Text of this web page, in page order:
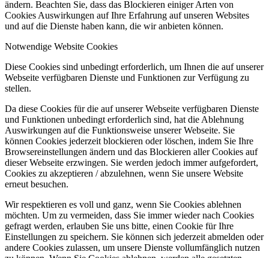
ändern. Beachten Sie, dass das Blockieren einiger Arten von
Cookies Auswirkungen auf Ihre Erfahrung auf unseren Websites
und auf die Dienste haben kann, die wir anbieten können.
Notwendige Website Cookies
Diese Cookies sind unbedingt erforderlich, um Ihnen die auf unserer
Webseite verfügbaren Dienste und Funktionen zur Verfügung zu
stellen.
Da diese Cookies für die auf unserer Webseite verfügbaren Dienste
und Funktionen unbedingt erforderlich sind, hat die Ablehnung
Auswirkungen auf die Funktionsweise unserer Webseite. Sie
können Cookies jederzeit blockieren oder löschen, indem Sie Ihre
Browsereinstellungen ändern und das Blockieren aller Cookies auf
dieser Webseite erzwingen. Sie werden jedoch immer aufgefordert,
Cookies zu akzeptieren / abzulehnen, wenn Sie unsere Website
erneut besuchen.
Wir respektieren es voll und ganz, wenn Sie Cookies ablehnen
möchten. Um zu vermeiden, dass Sie immer wieder nach Cookies
gefragt werden, erlauben Sie uns bitte, einen Cookie für Ihre
Einstellungen zu speichern. Sie können sich jederzeit abmelden oder
andere Cookies zulassen, um unsere Dienste vollumfänglich nutzen